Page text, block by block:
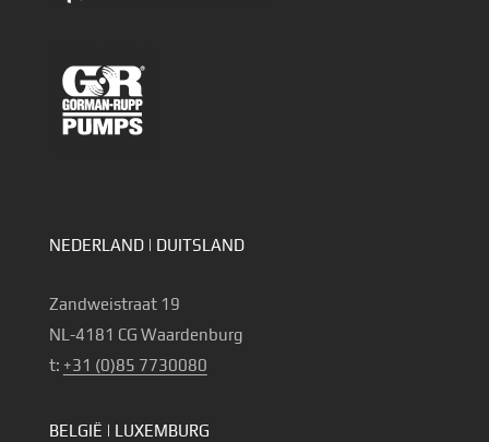
NEDERLAND | DUITSLAND
Zandweistraat 19
NL-4181 CG Waardenburg
t: +31 (0)85 7730080
BELGIË | LUXEMBURG